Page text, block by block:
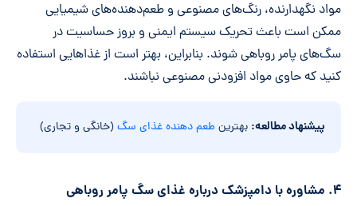
مواد نگهدارنده، رنگ‌های مصنوعی و طعم‌دهنده‌های شیمیایی
ممکن است باعث تحریک سیستم ایمنی و بروز حساسیت در
سگ‌های پامر روباهی شوند. بنابراین، بهتر است از غذاهایی استفاده
کنید که حاوی مواد افزودنی مصنوعی نباشند.
پیشنهاد مطالعه: بهترین طعم دهنده غذای سگ(خانگی و تجاری)
۴. مشاوره با دامپزشک درباره غذای سگ پامر روباهی